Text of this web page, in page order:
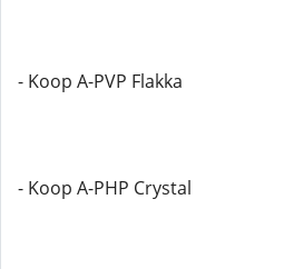
- Koop A-PVP Flakka
- Koop A-PHP Crystal